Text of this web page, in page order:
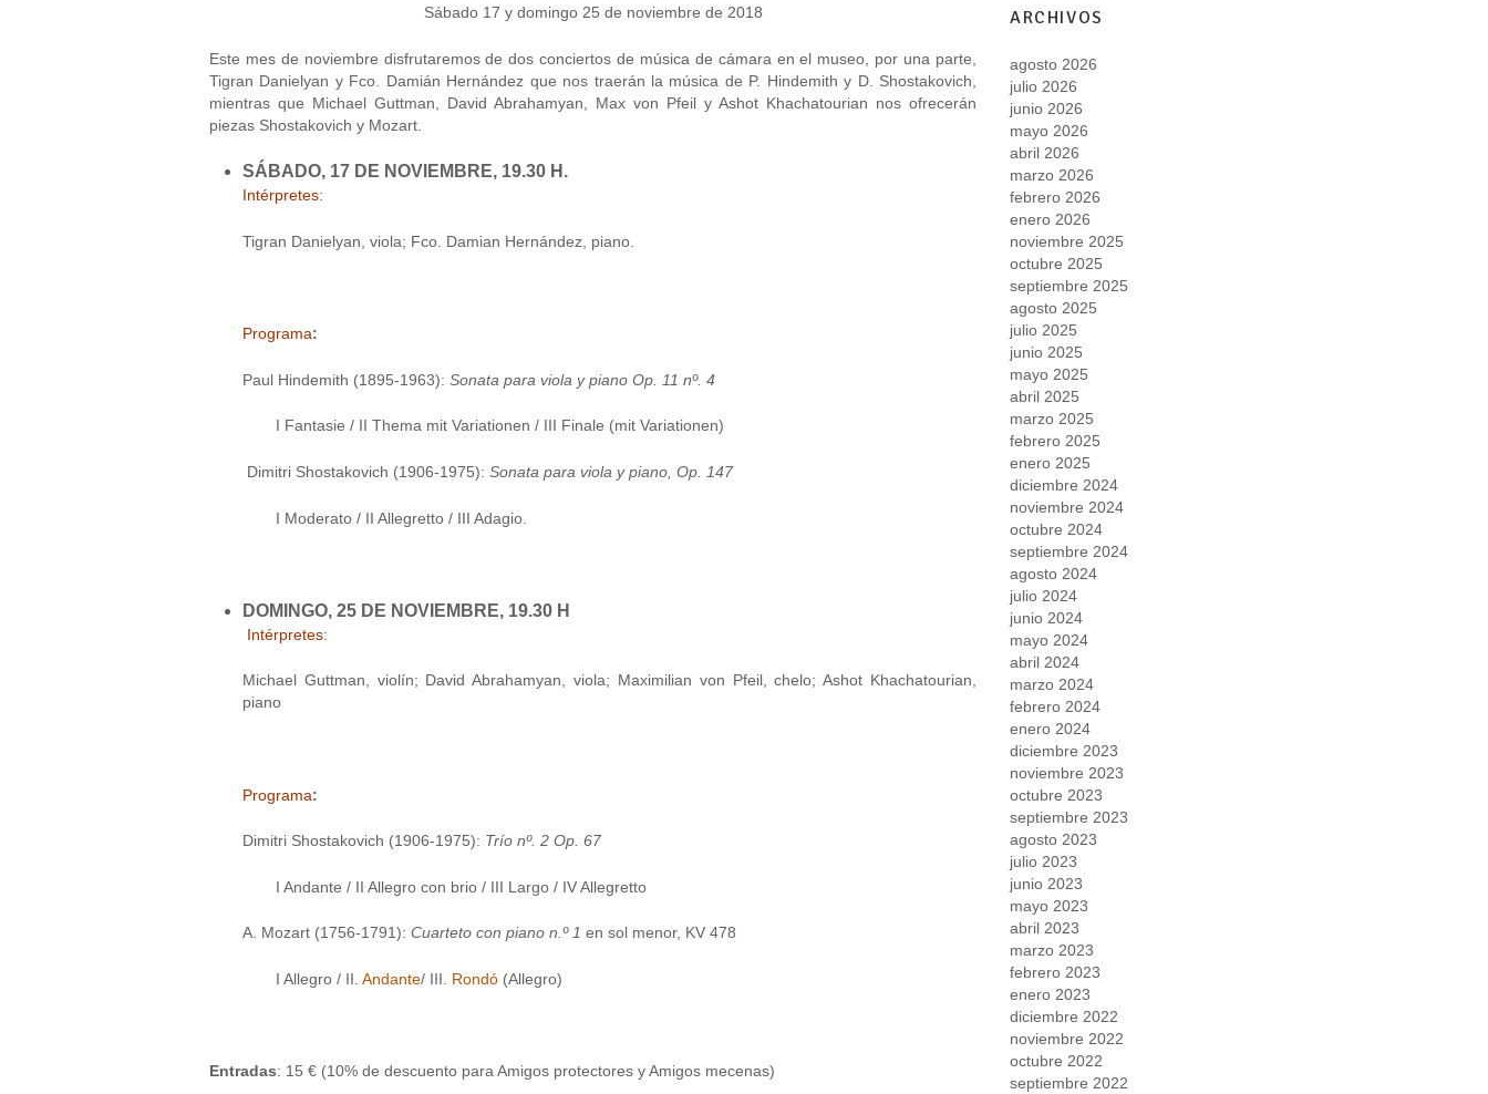
Sábado 17 y domingo 25 de noviembre de 2018
Este mes de noviembre disfrutaremos de dos conciertos de música de cámara en el museo, por una parte,
Tigran Danielyan y Fco. Damián Hernández que nos traerán la música de P. Hindemith y D. Shostakovich,
mientras que Michael Guttman, David Abrahamyan, Max von Pfeil y Ashot Khachatourian nos ofrecerán
piezas Shostakovich y Mozart.
SÁBADO, 17 DE NOVIEMBRE, 19.30 H.
Intérpretes:
Tigran Danielyan, viola; Fco. Damian Hernández, piano.
Programa:
Paul Hindemith (1895-1963): Sonata para viola y piano Op. 11 nº. 4
I Fantasie / II Thema mit Variationen / III Finale (mit Variationen)
Dimitri Shostakovich (1906-1975): Sonata para viola y piano, Op. 147
I Moderato / II Allegretto / III Adagio.
DOMINGO, 25 DE NOVIEMBRE, 19.30 H
Intérpretes:
Michael Guttman, violín; David Abrahamyan, viola; Maximilian von Pfeil, chelo; Ashot Khachatourian,
piano
Programa:
Dimitri Shostakovich (1906-1975): Trío nº. 2 Op. 67
I Andante / II Allegro con brio / III Largo / IV Allegretto
A. Mozart (1756-1791): Cuarteto con piano n.º 1 en sol menor, KV 478
I Allegro / II. Andante/ III. Rondó (Allegro)
Entradas: 15 € (10% de descuento para Amigos protectores y Amigos mecenas)
ARCHIVOS
agosto 2026
julio 2026
junio 2026
mayo 2026
abril 2026
marzo 2026
febrero 2026
enero 2026
noviembre 2025
octubre 2025
septiembre 2025
agosto 2025
julio 2025
junio 2025
mayo 2025
abril 2025
marzo 2025
febrero 2025
enero 2025
diciembre 2024
noviembre 2024
octubre 2024
septiembre 2024
agosto 2024
julio 2024
junio 2024
mayo 2024
abril 2024
marzo 2024
febrero 2024
enero 2024
diciembre 2023
noviembre 2023
octubre 2023
septiembre 2023
agosto 2023
julio 2023
junio 2023
mayo 2023
abril 2023
marzo 2023
febrero 2023
enero 2023
diciembre 2022
noviembre 2022
octubre 2022
septiembre 2022